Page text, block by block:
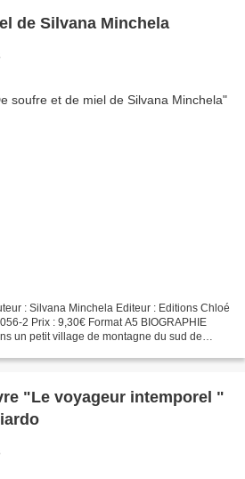
de Silvana Minchela
: Silvana Minchela Editeur : Editions Chloé
2 Prix : 9,30€ Format A5 BIOGRAPHIE
un petit village de montagne du sud de
"Le voyageur intemporel "